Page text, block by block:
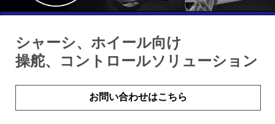
シャーシ、ホイール向け
操舵、コントロールソリューション
お問い合わせはこちら